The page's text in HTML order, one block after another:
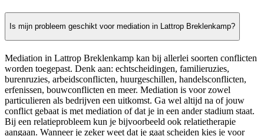
Is mijn probleem geschikt voor mediation in Lattrop Breklenkamp?
Mediation in Lattrop Breklenkamp kan bij allerlei soorten conflicten
worden toegepast. Denk aan: echtscheidingen, familieruzies,
burenruzies, arbeidsconflicten, huurgeschillen, handelsconflicten,
erfenissen, bouwconflicten en meer. Mediation is voor zowel
particulieren als bedrijven een uitkomst. Ga wel altijd na of jouw
conflict gebaat is met mediation of dat je in een ander stadium staat.
Bij een relatieprobleem kun je bijvoorbeeld ook relatietherapie
aangaan. Wanneer je zeker weet dat je gaat scheiden kies je voor